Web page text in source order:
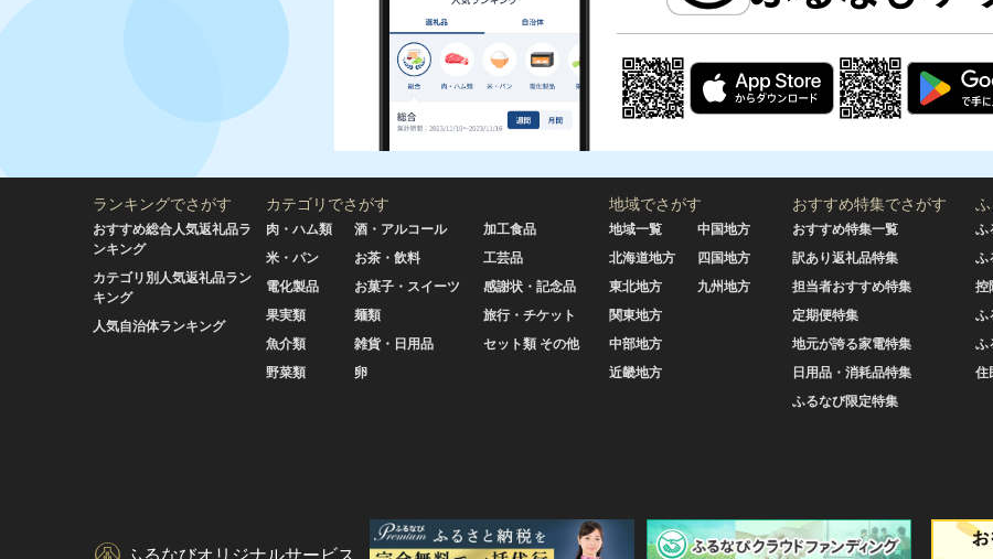
ランキングでさがす
おすすめ総合人気返礼品ラ
ンキング
カテゴリ別人気返礼品ラン
キング
人気自治体ランキング
カテゴリでさがす
肉・ハム類
米・パン
電化製品
果実類
魚介類
野菜類
酒・アルコール
お茶・飲料
お菓子・スイーツ
麺類
雑貨・日用品
卵
加工食品
工芸品
感謝状・記念品
旅行・チケット
セット類 その他
地域でさがす
地域一覧
北海道地方
東北地方
関東地方
中部地方
近畿地方
中国地方
四国地方
九州地方
おすすめ特集でさがす
おすすめ特集一覧
訳あり返礼品特集
担当者おすすめ特集
定期便特集
地元が誇る家電特集
日用品・消耗品特集
ふるなび限定特集
ふ
ふ
控
ふ
ふ
住